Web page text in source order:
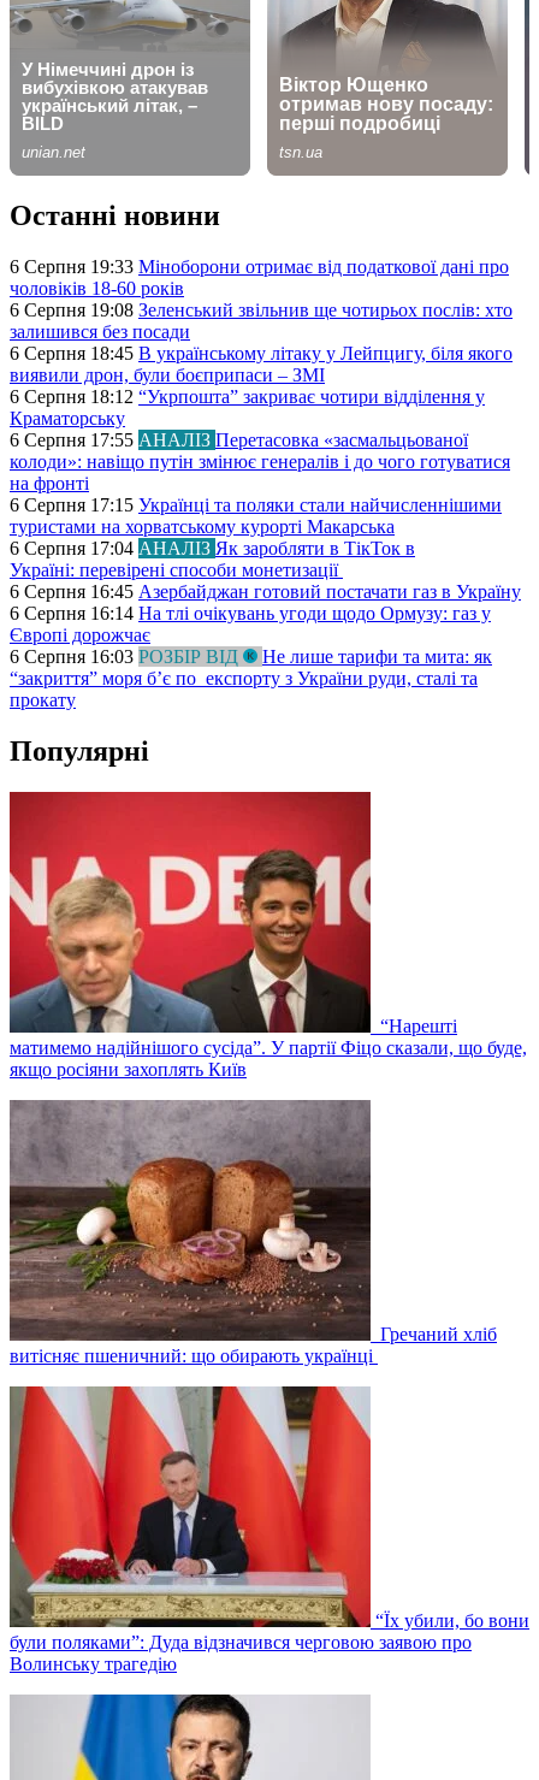
Останні новини
6 Серпня 19:33 Міноборони отримає від податкової дані про
чоловіків 18-60 років
6 Серпня 19:08 Зеленський звільнив ще чотирьох послів: хто
залишився без посади
6 Серпня 18:45 В українському літаку у Лейпцигу, біля якого
виявили дрон, були боєприпаси – ЗМІ
6 Серпня 18:12 “Укрпошта” закриває чотири відділення у
Краматорську
6 Серпня 17:55 АНАЛІЗ Перетасовка «засмальцьованої
колоди»: навіщо путін змінює генералів і до чого готуватися
на фронті
6 Серпня 17:15 Українці та поляки стали найчисленнішими
туристами на хорватському курорті Макарська
6 Серпня 17:04 АНАЛІЗ Як заробляти в ТікТок в
Україні: перевірені способи монетизації
6 Серпня 16:45 Азербайджан готовий постачати газ в Україну
6 Серпня 16:14 На тлі очікувань угоди щодо Ормузу: газ у
Європі дорожчає
6 Серпня 16:03 РОЗБІР ВІД
Не лише тарифи та мита: як
“закриття” моря б’є по експорту з України руди, сталі та
прокату
Популярні
“Нарешті
матимемо надійнішого сусіда”. У партії Фіцо сказали, що буде,
якщо росіяни захоплять Київ
Гречаний хліб
витісняє пшеничний: що обирають українці
“Їх убили, бо вони
були поляками”: Дуда відзначився черговою заявою про
Волинську трагедію